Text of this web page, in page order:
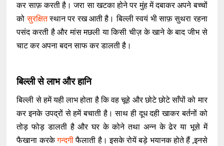
कर साफ़ करती है। जरा सा खटका होने पर मुंह में दबाकर अपने बच्चों
कोसुरक्षितस्थान पर रख आती है। बिल्ली स्वयं भी साफ़ सुथरा रहना
पसंद करती है और मांस मछली या किसी चीज़ के खाने के बाद जीभ से
चाट कर अपना बदन साफ कर डालती है।
बिल्ली से लाभ और हानि
बिल्ली से हमें यही लाभ होता है कि वह चूहे और छोटे छोटे साँपों को मार
कर इनके उपद्रों से हमें बचाती है। साथ ही दूध दही खाकर बर्तनों को
तोड़ फोड़ डालती है और घर के कोने तथा अन्न के ढेर या भूसे में
फैखाना करकेगन्दगीफैलाती है। इसके रोयें बड़े भयानक होते हैं ,इनसे